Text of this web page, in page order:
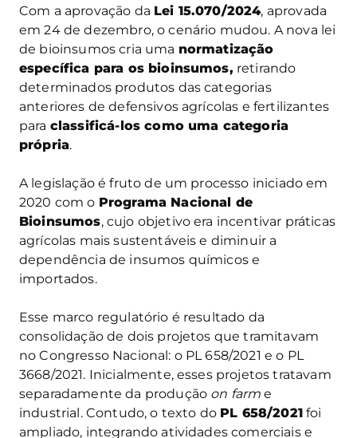
Com a aprovação da Lei 15.070/2024, aprovada
em 24 de dezembro, o cenário mudou. A nova lei
de bioinsumos cria uma normatização
específica para os bioinsumos, retirando
determinados produtos das categorias
anteriores de defensivos agrícolas e fertilizantes
para classificá-los como uma categoria
própria.
A legislação é fruto de um processo iniciado em
2020 com o Programa Nacional de
Bioinsumos, cujo objetivo era incentivar práticas
agrícolas mais sustentáveis e diminuir a
dependência de insumos químicos e
importados.
Esse marco regulatório é resultado da
consolidação de dois projetos que tramitavam
no Congresso Nacional: o PL 658/2021 e o PL
3668/2021. Inicialmente, esses projetos tratavam
separadamente da produção on farm e
industrial. Contudo, o texto do PL 658/2021foi
ampliado, integrando atividades comerciais e